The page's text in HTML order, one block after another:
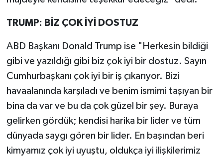
TRUMP: BİZ ÇOK İYİ DOSTUZ
ABD Başkanı Donald Trump ise "Herkesin bildiği
gibi ve yazıldığı gibi biz çok iyi bir dostuz. Sayın
Cumhurbaşkanı çok iyi bir iş çıkarıyor. Bizi
havaalanında karşıladı ve benim ismimi taşıyan bir
bina da var ve bu da çok güzel bir şey. Buraya
gelirken gördük; kendisi harika bir lider ve tüm
dünyada saygı gören bir lider. En başından beri
kimyamız çok iyi uyuştu, oldukça iyi ilişkilerimiz